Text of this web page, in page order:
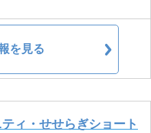
を見る
ィ・せせらぎショート